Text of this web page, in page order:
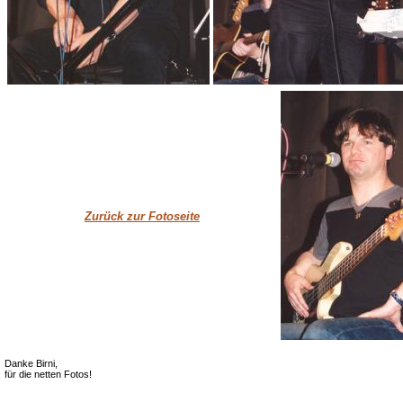
Zurück zur Fotoseite
Danke Birni,
für die netten Fotos!